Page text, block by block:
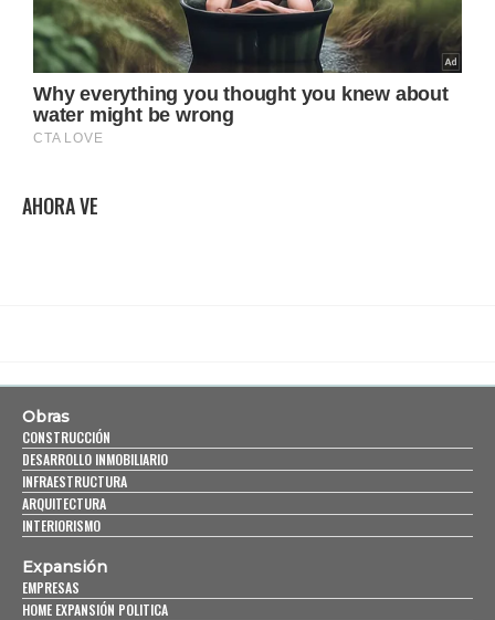
AHORA VE
Obras
CONSTRUCCIÓN
DESARROLLO INMOBILIARIO
INFRAESTRUCTURA
ARQUITECTURA
INTERIORISMO
Expansión
EMPRESAS
HOME EXPANSIÓN POLITICA